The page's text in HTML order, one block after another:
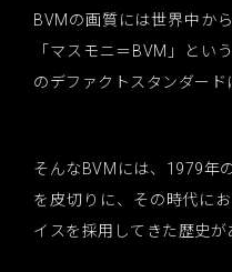
BVMの画質には世界中か
「マスモニ＝BVM」とい
のデファクトスタンダード
そんなBVMには、1979年
を皮切りに、その時代に
イスを採用してきた歴史が